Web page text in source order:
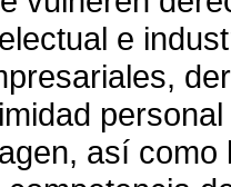
e
así como